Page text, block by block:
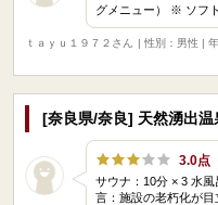
グメニュー） ※ ソフ
ｔａｙｕ１９７２さん
| 性別：男性 |
[奈良県/奈良] 天然湧出
3.0点
サウナ：10分 × 3 水風
言：施設の老朽化が